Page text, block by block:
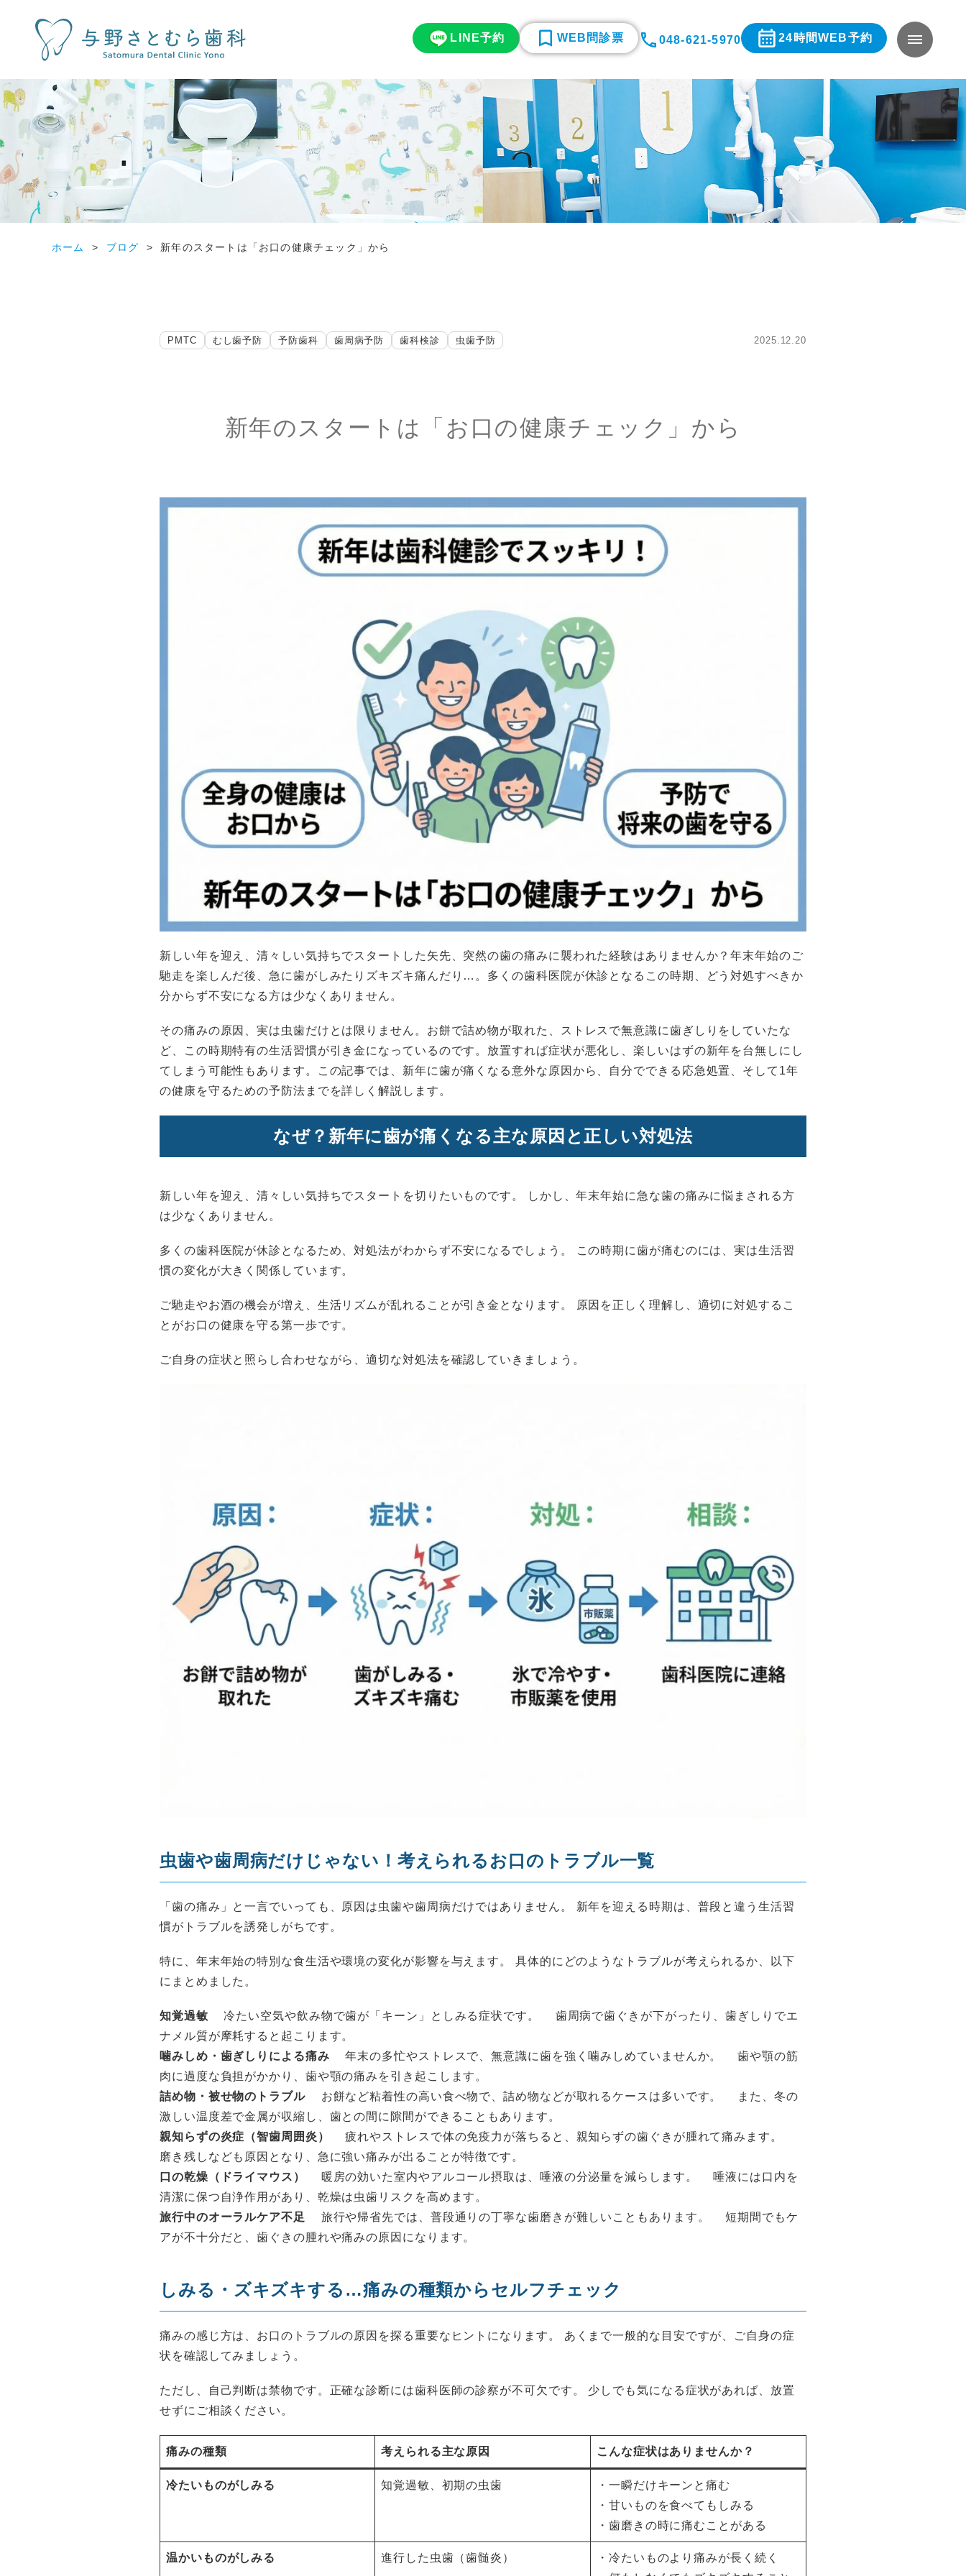
LINE予約 WEB問診票 048-621-5970 24時間WEB予約
ホーム ブログ 新年のスタートは「お口の健康チェック」から
PMTC むし歯予防 予防歯科 歯周病予防 歯科検診 虫歯予防 2025.12.20
新年のスタートは「お口の健康チェック」から
新しい年を迎え、清々しい気持ちでスタートした矢先、突然の歯の痛みに襲われた経験はありませんか？年末年始のご
馳走を楽しんだ後、急に歯がしみたりズキズキ痛んだり…。多くの歯科医院が休診となるこの時期、どう対処すべきか
分からず不安になる方は少なくありません。
その痛みの原因、実は虫歯だけとは限りません。お餅で詰め物が取れた、ストレスで無意識に歯ぎしりをしていたな
ど、この時期特有の生活習慣が引き金になっているのです。放置すれば症状が悪化し、楽しいはずの新年を台無しにし
てしまう可能性もあります。この記事では、新年に歯が痛くなる意外な原因から、自分でできる応急処置、そして1年
の健康を守るための予防法までを詳しく解説します。
なぜ？新年に歯が痛くなる主な原因と正しい対処法
新しい年を迎え、清々しい気持ちでスタートを切りたいものです。 しかし、年末年始に急な歯の痛みに悩まされる方
は少なくありません。
多くの歯科医院が休診となるため、対処法がわからず不安になるでしょう。 この時期に歯が痛むのには、実は生活習
慣の変化が大きく関係しています。
ご馳走やお酒の機会が増え、生活リズムが乱れることが引き金となります。 原因を正しく理解し、適切に対処するこ
とがお口の健康を守る第一歩です。
ご自身の症状と照らし合わせながら、適切な対処法を確認していきましょう。
虫歯や歯周病だけじゃない！考えられるお口のトラブル一覧
「歯の痛み」と一言でいっても、原因は虫歯や歯周病だけではありません。 新年を迎える時期は、普段と違う生活習
慣がトラブルを誘発しがちです。
特に、年末年始の特別な食生活や環境の変化が影響を与えます。 具体的にどのようなトラブルが考えられるか、以下
にまとめました。
知覚過敏 冷たい空気や飲み物で歯が「キーン」としみる症状です。 歯周病で歯ぐきが下がったり、歯ぎしりでエ
ナメル質が摩耗すると起こります。
噛みしめ・歯ぎしりによる痛み 年末の多忙やストレスで、無意識に歯を強く噛みしめていませんか。 歯や顎の筋
肉に過度な負担がかかり、歯や顎の痛みを引き起こします。
詰め物・被せ物のトラブルお餅など粘着性の高い食べ物で、詰め物などが取れるケースは多いです。 また、冬の
激しい温度差で金属が収縮し、歯との間に隙間ができることもあります。
親知らずの炎症（智歯周囲炎）
疲れやストレスで体の免疫力が落ちると、親知らずの歯ぐきが腫れて痛みます。
磨き残しなども原因となり、急に強い痛みが出ることが特徴です。
口の乾燥（ドライマウス）
暖房の効いた室内やアルコール摂取は、唾液の分泌量を減らします。 唾液には口内を
清潔に保つ自浄作用があり、乾燥は虫歯リスクを高めます。
旅行中のオーラルケア不足 旅行や帰省先では、普段通りの丁寧な歯磨きが難しいこともあります。 短期間でもケ
アが不十分だと、歯ぐきの腫れや痛みの原因になります。
しみる・ズキズキする…痛みの種類からセルフチェック
痛みの感じ方は、お口のトラブルの原因を探る重要なヒントになります。 あくまで一般的な目安ですが、ご自身の症
状を確認してみましょう。
ただし、自己判断は禁物です。正確な診断には歯科医師の診察が不可欠です。 少しでも気になる症状があれば、放置
せずにご相談ください。
痛みの種類 考えられる主な原因 こんな症状はありませんか？
冷たいものがしみる 知覚過敏、初期の虫歯
・一瞬だけキーンと痛む
・甘いものを食べてもしみる
・歯磨きの時に痛むことがある
温かいものがしみる 進行した虫歯（歯髄炎）
・冷たいものより痛みが長く続く